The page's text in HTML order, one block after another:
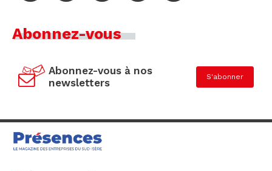
Abonnez-vous
Abonnez-vous à nos
newsletters
S'abonner